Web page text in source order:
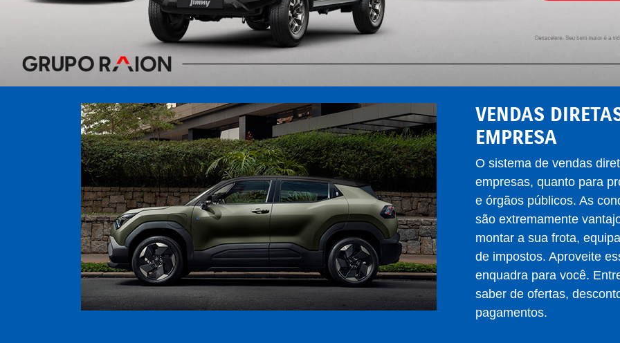
VENDAS
EMPRESA
O sistema de vendas
empresas, quanto para
e órgãos públicos. As
são extremamente
montar a sua frota,
de impostos. Aproveite
enquadra para você.
saber de ofertas,
pagamentos.